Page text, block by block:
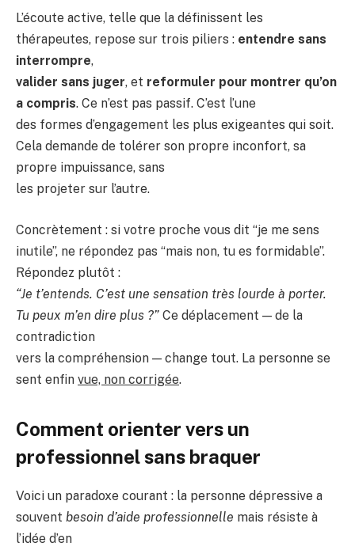
L’écoute active, telle que la définissent les
thérapeutes, repose sur trois piliers : entendre sans
interrompre,
valider sans juger, et reformuler pour montrer qu’on
a compris. Ce n’est pas passif. C’est l’une
des formes d’engagement les plus exigeantes qui soit.
Cela demande de tolérer son propre inconfort, sa
propre impuissance, sans
les projeter sur l’autre.
Concrètement : si votre proche vous dit “je me sens
inutile”, ne répondez pas “mais non, tu es formidable”.
Répondez plutôt :
“Je t’entends. C’est une sensation très lourde à porter.
Tu peux m’en dire plus ?” Ce déplacement — de la
contradiction
vers la compréhension — change tout. La personne se
sent enfin vue, non corrigée.
Comment orienter vers un
professionnel sans braquer
Voici un paradoxe courant : la personne dépressive a
souvent besoin d’aide professionnelle mais résiste à
l’idée d’en